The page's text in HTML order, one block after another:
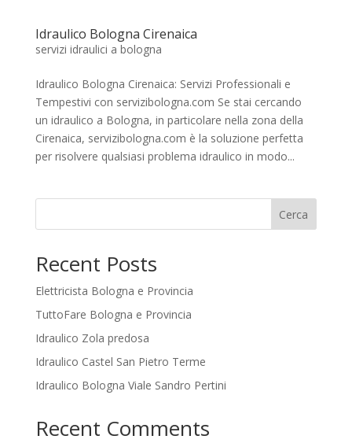
Idraulico Bologna Cirenaica
servizi idraulici a bologna
Idraulico Bologna Cirenaica: Servizi Professionali e
Tempestivi con servizibologna.com Se stai cercando
un idraulico a Bologna, in particolare nella zona della
Cirenaica, servizibologna.com è la soluzione perfetta
per risolvere qualsiasi problema idraulico in modo...
Cerca
Recent Posts
Elettricista Bologna e Provincia
TuttoFare Bologna e Provincia
Idraulico Zola predosa
Idraulico Castel San Pietro Terme
Idraulico Bologna Viale Sandro Pertini
Recent Comments